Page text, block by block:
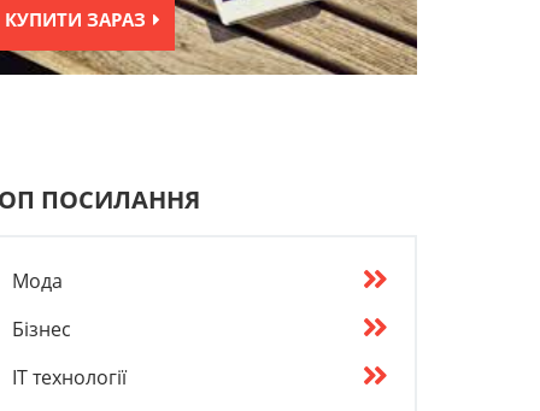
КУПИТИ ЗАРАЗ
ПОСИЛАННЯ
Мода
Бізнес
IT технології